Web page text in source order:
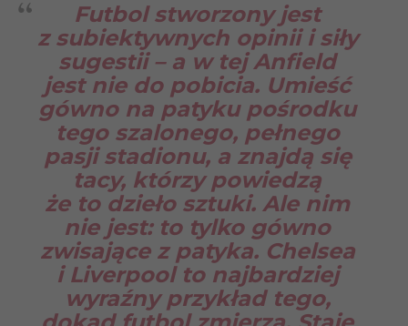
Futbol stworzony jest
z subiektywnych opinii i siły
sugestii – a w tej Anfield
jest nie do pobicia. Umieść
gówno na patyku pośrodku
tego szalonego, pełnego
pasji stadionu, a znajdą się
tacy, którzy powiedzą
że to dzieło sztuki. Ale nim
nie jest: to tylko gówno
zwisające z patyka. Chelsea
i Liverpool to najbardziej
wyraźny przykład tego,